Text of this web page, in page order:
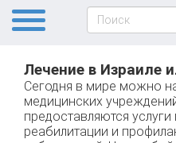
Лечение в Израиле
Сегодня в мире можно
медицинских
предоставляются
реабилитации и